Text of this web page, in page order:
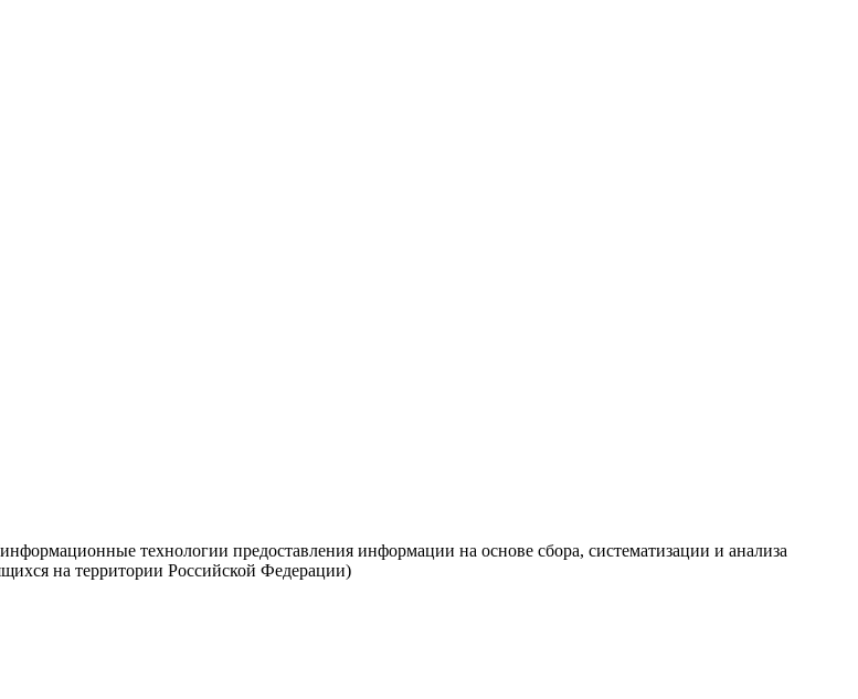
технологии предоставления информации на основе сбора, систематизации и анализа
на территории Российской Федерации)